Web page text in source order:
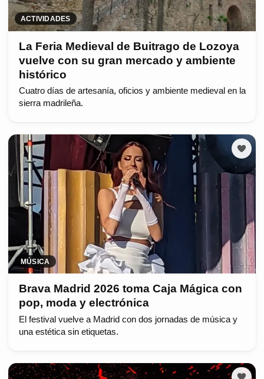
ACTIVIDADES
La Feria Medieval de Buitrago de Lozoya
vuelve con su gran mercado y ambiente
histórico
Cuatro días de artesanía, oficios y ambiente medieval en la
sierra madrileña.
MÚSICA
Brava Madrid 2026 toma Caja Mágica con
pop, moda y electrónica
El festival vuelve a Madrid con dos jornadas de música y
una estética sin etiquetas.